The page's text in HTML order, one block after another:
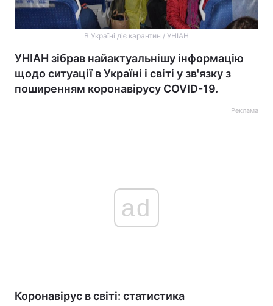
В Україні діє карантин / УНІАН
УНІАН зібрав найактуальнішу інформацію
щодо ситуації в Україні і світі у зв'язку з
поширенням коронавірусу COVID-19.
Реклама
ad
Коронавірус в світі: статистика